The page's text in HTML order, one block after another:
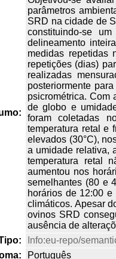
parâmetros
SRD na cidade de
constituindo-se
delineamento
medidas repetidas
repetições (dias)
realizadas
posteriormente
psicrométrica. Com
de globo e
foram coletadas
temperatura retal e
elevados (30°C),
a umidade relativa,
temperatura retal
aumentou nos
semelhantes (80 e
horários de 12:00
climáticos. Apesar
ovinos SRD
ausência de
Info:eu-repo/
Português